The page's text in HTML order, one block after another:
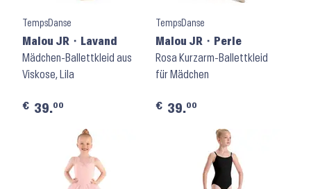
TempsDanse
Malou JR ⬝ Lavand
Mädchen-Ballettkleid aus
Viskose, Lila
€ 39.00
TempsDanse
Malou JR ⬝ Perle
Rosa Kurzarm-Ballettkleid
für Mädchen
€ 39.00